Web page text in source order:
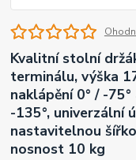
Kvalitní stolní
terminálu, výška
naklápění 0° / -
-135°, univerzální
nastavitelnou
nosnost 10 kg